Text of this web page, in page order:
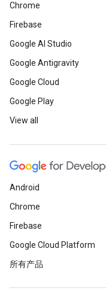
Chrome
Firebase
Google AI Studio
Google Antigravity
Google Cloud
Google Play
View all
Android
Chrome
Firebase
Google Cloud Platform
所有产品